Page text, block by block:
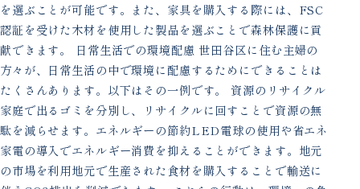
を選ぶことが可能です。また、家具を購入する際には、FSC
認証を受けた木材を使用した製品を選ぶことで森林保護に貢
献できます。 日常生活での環境配慮 世田谷区に住む主婦の
方々が、日常生活の中で環境に配慮するためにできることは
たくさんあります。以下はその一例です。 資源のリサイクル
家庭で出るゴミを分別し、リサイクルに回すことで資源の無
駄を減らせます。エネルギーの節約LED電球の使用や省エネ
家電の導入でエネルギー消費を抑えることができます。地元
の市場を利用地元で生産された食材を購入することで輸送に